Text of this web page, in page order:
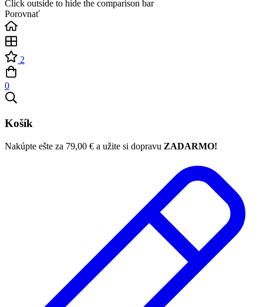
Click outside to hide the comparison bar
Porovnať
2
0
Košík
Nakúpte ešte za 79,00 € a užite si dopravu ZADARMO!